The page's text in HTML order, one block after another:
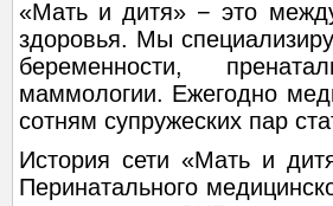
«Мать и дитя» − это
здоровья. Мы
беременности,
маммологии. Ежегодно
сотням супружеских пар
История сети «Мать и
Перинатального